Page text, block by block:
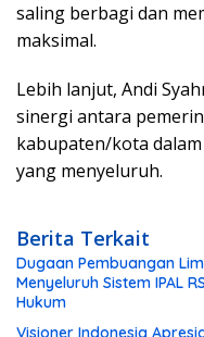
saling berbagi dan
maksimal.
Lebih lanjut, Andi
sinergi antara
kabupaten/kota
yang menyeluruh.
Berita Terkait
Dugaan Pembuangan
Menyeluruh Sistem IPAL
Hukum
Visioner Indonesia